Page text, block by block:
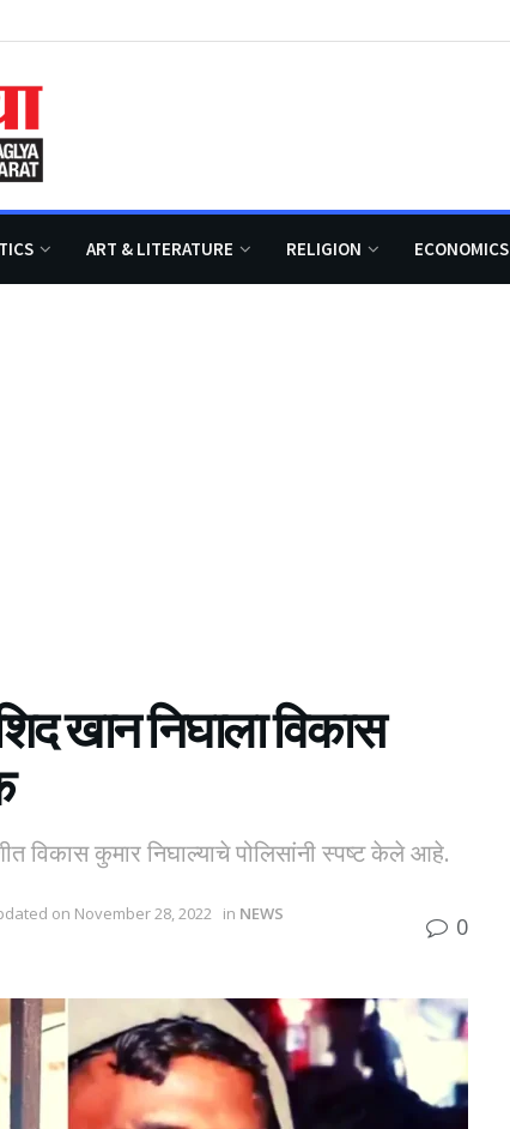
ART & LITERATURE RELIGION ECONOMICS
खान निघाला विकास
विकास कुमार निघाल्याचे पोलिसांनी स्पष्ट केले आहे.
on November 28, 2022 in NEWS
0